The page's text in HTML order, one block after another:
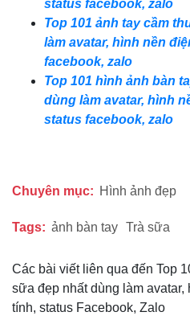
status facebook, zalo
Top 101 ảnh tay cầm
làm avatar, hình nền
facebook, zalo
Top 101 hình ảnh bàn
dùng làm avatar, hình
status facebook, zalo
Chuyên mục: Hình ảnh đẹp
Tags: ảnh bàn tay Trà sữa
Các bài viết liên qua đến Top
sữa đẹp nhất dùng làm avatar,
tính, status Facebook, Zalo